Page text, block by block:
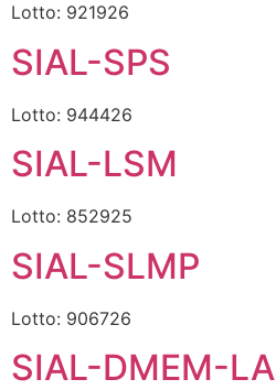
Lotto: 921926
SIAL-SPS
Lotto: 944426
SIAL-LSM
Lotto: 852925
SIAL-SLMP
Lotto: 906726
SIAL-DMEM-LA